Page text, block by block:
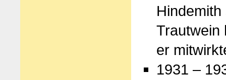
Trautwein
er
1931 –